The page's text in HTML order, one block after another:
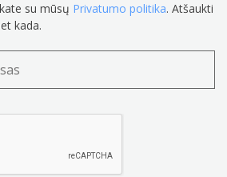
su mūsų Privatumo politika. Atšaukti
kada.